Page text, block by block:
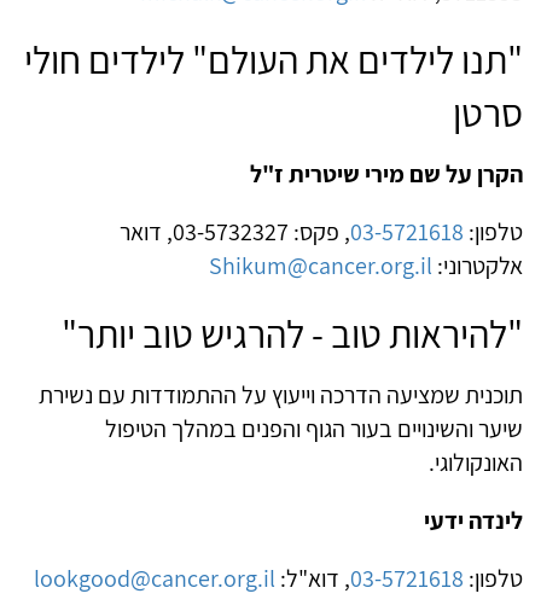
"תנו לילדים את העולם" לילדים חולי
סרטן
הקרן על שם מירי שיטרית ז"ל
טלפון: 03-5721618
, פקס: 03-5732327, דואר
אלקטרוני: Shikum@cancer.org.il
"להיראות טוב - להרגיש טוב יותר"
תוכנית שמציעה הדרכה וייעוץ על ההתמודדות עם נשירת
שיער והשינויים בעור הגוף והפנים במהלך הטיפול
האונקולוגי.
לינדה ידעי
טלפון: 03-5721618, דוא"ל: lookgood@cancer.org.il